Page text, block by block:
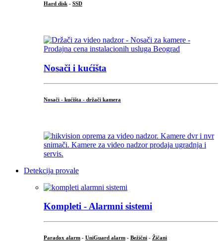
Hard disk - SSD
Nosači i kućišta
Nosači - kućišta - držači kamera
Detekcija provale
Kompleti - Alarmni sistemi
Paradox alarm - UniGuard alarm - Bežični - Žičani